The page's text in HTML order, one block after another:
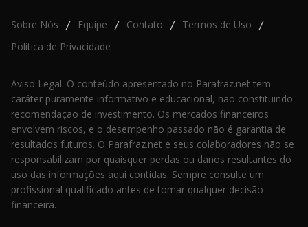
Sobre Nós / Equipe / Contato / Termos de Uso /
Política de Privacidade
Aviso Legal: O conteúdo apresentado no Parafraz.net tem
caráter puramente informativo e educacional, não constituindo
recomendação de investimento. Os mercados financeiros
envolvem riscos, e o desempenho passado não é garantia de
resultados futuros. O Parafraz.net e seus colaboradores não se
responsabilizam por quaisquer perdas ou danos resultantes do
uso das informações aqui contidas. Sempre consulte um
profissional qualificado antes de tomar qualquer decisão
financeira.